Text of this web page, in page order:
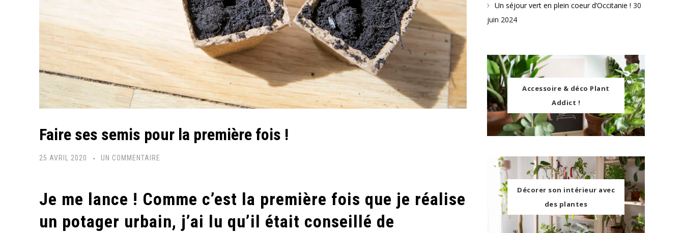
Faire ses semis pour la première fois !
25 AVRIL 2020 UN COMMENTAIRE
SEMIS
POUR
LA
Je me lance ! Comme c’est la première fois que je réalise
un potager urbain, j’ai lu qu’il était conseillé de
Un séjour vert en plein coeur d’Occitanie ! 30
juin 2024
Accessoire & déco Plant
Addict !
Décorer son intérieur avec
des plantes